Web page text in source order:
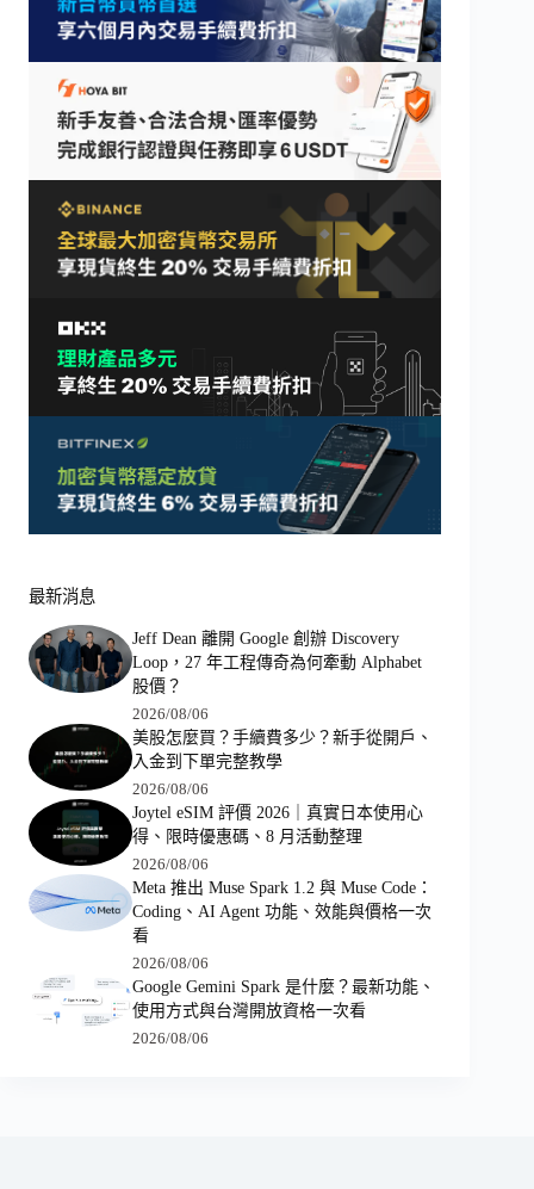
最新消息
Jeff Dean 離開 Google 創辦 Discovery
Loop，27 年工程傳奇為何牽動 Alphabet
股價？
2026/08/06
美股怎麼買？手續費多少？新手從開戶、
入金到下單完整教學
2026/08/06
Joytel eSIM 評價 2026｜真實日本使用心
得、限時優惠碼、8 月活動整理
2026/08/06
Meta 推出 Muse Spark 1.2 與 Muse Code：
Coding、AI Agent 功能、效能與價格一次
看
2026/08/06
Google Gemini Spark 是什麼？最新功能、
使用方式與台灣開放資格一次看
2026/08/06